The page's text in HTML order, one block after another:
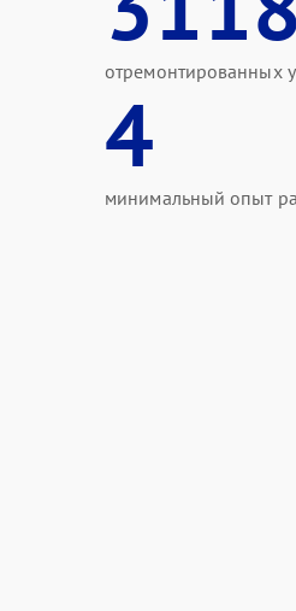
отремонтированных
4
минимальный опыт